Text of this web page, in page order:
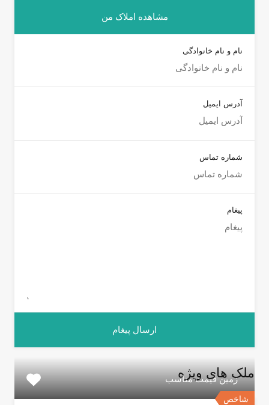
مشاهده املاک من
نام و نام خانوادگی
آدرس ایمیل
شماره تماس
پیغام
ملک های ویژه
شاخص
زمین قیمت مناسب